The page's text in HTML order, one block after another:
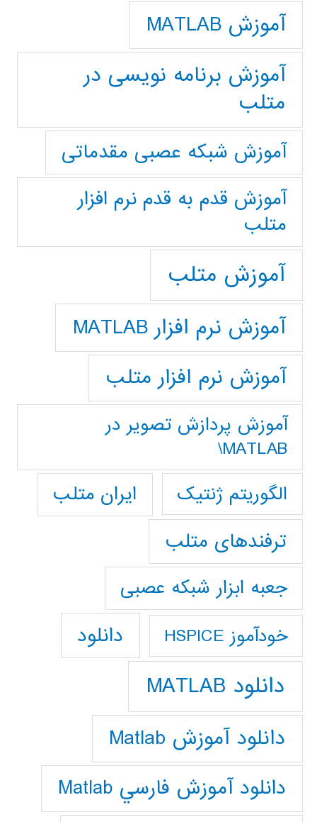
آموزش MATLAB
آموزش برنامه نویسی در
متلب
آموزش شبکه عصبی مقدماتی
آموزش قدم به قدم نرم افزار
متلب
آموزش متلب
آموزش نرم افزار MATLAB
آموزش نرم افزار متلب
آموزش پردازش تصوير در
MATLAB\
الگوریتم ژنتیک
ایران متلب
ترفندهای متلب
جعبه ابزار شبکه عصبی
خودآموز HSPICE دانلود
دانلود MATLAB
دانلود آموزش Matlab
دانلود آموزش فارسي Matlab